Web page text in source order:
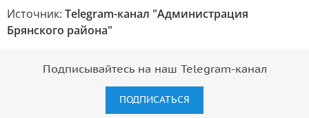
Источник: Telegram-канал "Администрация
Брянского района"
Подписывайтесь на наш Telegram-канал
ПОДПИСАТЬСЯ